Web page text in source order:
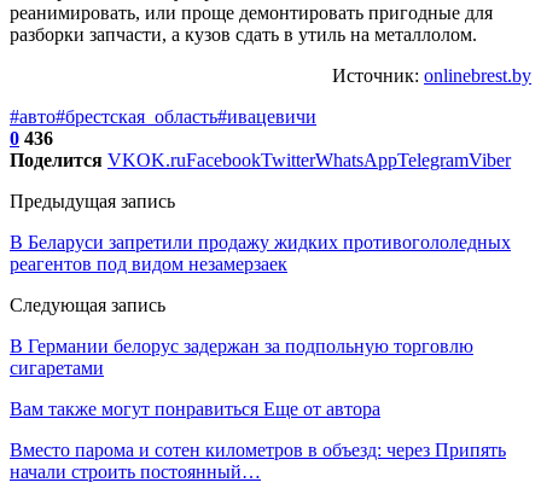
реанимировать, или проще демонтировать пригодные для
разборки запчасти, а кузов сдать в утиль на металлолом.
Источник: onlinebrest.by
#авто#брестская_область#ивацевичи
0 436
Поделится VKOK.ruFacebookTwitterWhatsAppTelegramViber
Предыдущая запись
В Беларуси запретили продажу жидких противогололедных
реагентов под видом незамерзаек
Следующая запись
В Германии белорус задержан за подпольную торговлю
сигаретами
Вам также могут понравиться Еще от автора
Вместо парома и сотен километров в объезд: через Припять
начали строить постоянный…